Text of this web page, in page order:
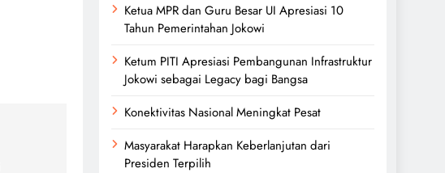
Ketua MPR dan Guru Besar UI Apresiasi 10
Tahun Pemerintahan Jokowi
Ketum PITI Apresiasi Pembangunan Infrastruktur
Jokowi sebagai Legacy bagi Bangsa
Konektivitas Nasional Meningkat Pesat
Masyarakat Harapkan Keberlanjutan dari
Presiden Terpilih